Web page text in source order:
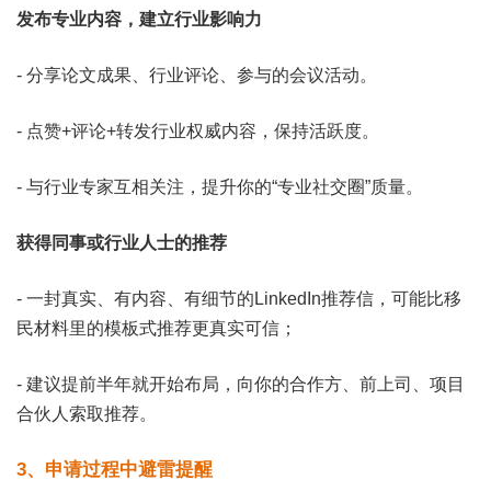
发布专业内容，建立行业影响力
- 分享论文成果 行业评论 参与的会议活动。
- 点赞+评论+转发行业权威内容，保持活跃度。
- 与行业专家互相关注，提升你的“专业社交圈”质量。
获得同事或行业人士的推荐
- 一封真实、有内容、有细节的LinkedIn推荐信，可能比移
民材料里的模板式推荐更真实可信；
- 建议提前半年就开始布局，向你的合作方、前上司、项目
合伙人索取推荐。
3、申请过程中避雷提醒